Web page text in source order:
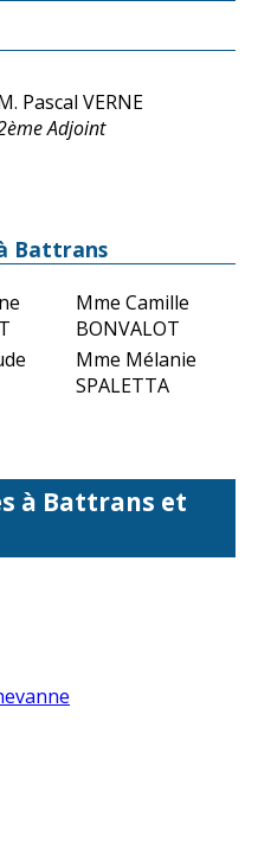
Pascal VERNE
Adjoint
Battrans
Mme Camille
BONVALOT
Mme Mélanie
SPALETTA
à Battrans et